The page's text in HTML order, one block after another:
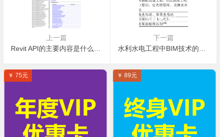
上一篇
下一篇
￥ 75元 ￥ 89元